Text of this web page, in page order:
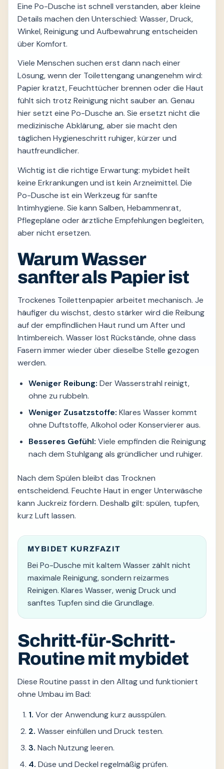
Eine Po-Dusche ist schnell verstanden, aber kleine
Details machen den Unterschied: Wasser, Druck,
Winkel, Reinigung und Aufbewahrung entscheiden
über Komfort.
Viele Menschen suchen erst dann nach einer
Lösung, wenn der Toilettengang unangenehm wird:
Papier kratzt, Feuchttücher brennen oder die Haut
fühlt sich trotz Reinigung nicht sauber an. Genau
hier setzt eine Po-Dusche an. Sie ersetzt nicht die
medizinische Abklärung, aber sie macht den
täglichen Hygieneschritt ruhiger, kürzer und
hautfreundlicher.
Wichtig ist die richtige Erwartung: mybidet heilt
keine Erkrankungen und ist kein Arzneimittel. Die
Po-Dusche ist ein Werkzeug für sanfte
Intimhygiene. Sie kann Salben, Hebammenrat,
Pflegepläne oder ärztliche Empfehlungen begleiten,
aber nicht ersetzen.
Warum Wasser
sanfter als Papier ist
Trockenes Toilettenpapier arbeitet mechanisch. Je
häufiger du wischst, desto stärker wird die Reibung
auf der empfindlichen Haut rund um After und
Intimbereich. Wasser löst Rückstände, ohne dass
Fasern immer wieder über dieselbe Stelle gezogen
werden.
Weniger Reibung: Der Wasserstrahl reinigt,
ohne zu rubbeln.
Weniger Zusatzstoffe: Klares Wasser kommt
ohne Duftstoffe, Alkohol oder Konservierer aus.
Besseres Gefühl: Viele empfinden die Reinigung
nach dem Stuhlgang als gründlicher und ruhiger.
Nach dem Spülen bleibt das Trocknen
entscheidend. Feuchte Haut in enger Unterwäsche
kann Juckreiz fördern. Deshalb gilt: spülen, tupfen,
kurz Luft lassen.
MYBIDET KURZFAZIT
Bei Po-Dusche mit kaltem Wasser zählt nicht
maximale Reinigung, sondern reizarmes
Reinigen. Klares Wasser, wenig Druck und
sanftes Tupfen sind die Grundlage.
Schritt-für-Schritt-
Routine mit mybidet
Diese Routine passt in den Alltag und funktioniert
ohne Umbau im Bad:
1. Vor der Anwendung kurz ausspülen.
2. Wasser einfüllen und Druck testen.
3. Nach Nutzung leeren.
4. Düse und Deckel regelmäßig prüfen.